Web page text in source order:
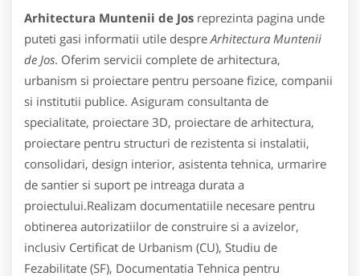
Arhitectura Muntenii de Jos reprezinta pagina unde
puteti gasi informatii utile despre Arhitectura Muntenii
de Jos. Oferim servicii complete de arhitectura,
urbanism si proiectare pentru persoane fizice, companii
si institutii publice. Asiguram consultanta de
specialitate, proiectare 3D, proiectare de arhitectura,
proiectare pentru structuri de rezistenta si instalatii,
consolidari, design interior, asistenta tehnica, urmarire
de santier si suport pe intreaga durata a
proiectului.Realizam documentatiile necesare pentru
obtinerea autorizatiilor de construire si a avizelor,
inclusiv Certificat de Urbanism (CU), Studiu de
Fezabilitate (SF), Documentatia Tehnica pentru